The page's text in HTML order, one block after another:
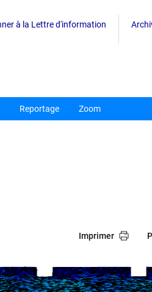
à la Lettre d'information
Reportage Zoom
Imprimer